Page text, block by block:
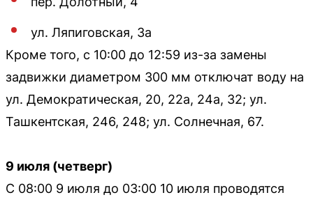
ул. Ляпиговская, 3а
Кроме того, с 10:00 до 12:59 из-за замены
задвижки диаметром 300 мм отключат воду на
ул. Демократическая, 20, 22а, 24а, 32; ул.
Ташкентская, 246, 248; ул. Солнечная, 67.
9 июля (четверг)
С 08:00 9 июля до 03:00 10 июля проводятся